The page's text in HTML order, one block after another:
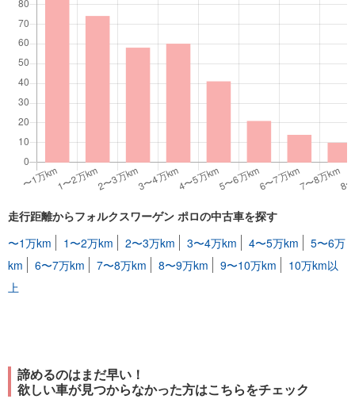
走行距離からフォルクスワーゲン ポロの中古車を探す
〜1万km
1〜2万km 2〜3万km 3〜4万km 4〜5万km
5〜6万
km
6〜7万km 7〜8万km 8〜9万km 9〜10万km
10万km以
上
諦めるのはまだ早い！
欲しい車が見つからなかった方はこちらをチェック